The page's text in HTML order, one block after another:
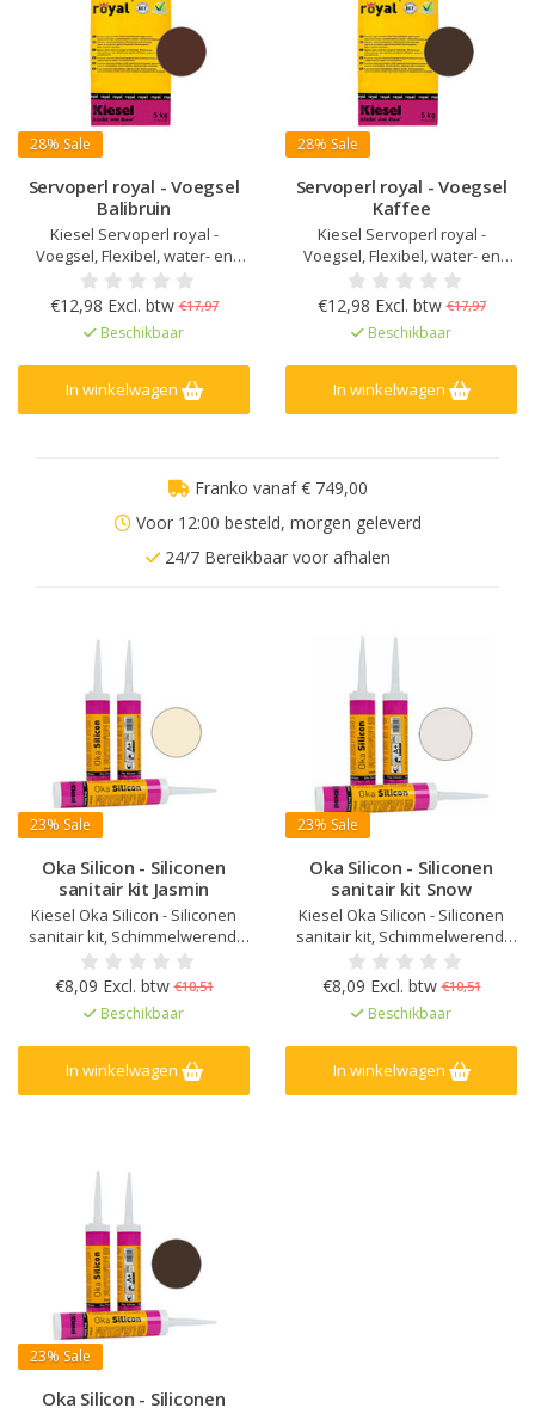
28% Sale
Servoperl royal - Voegsel
Balibruin
Kiesel Servoperl royal -
Voegsel, Flexibel, water- en
vuilafstotend, Voor 1 - 10 mm
voegbreedte, Voor wand en
vloer, binnen, buiten en in natte
ruimtes, Verhoogde weerstand
tegen zuren en alkaliën, Sterk
mechanisch belastbaar en
slijtvast
€12,98 Excl. btw €17,97
Beschikbaar
In winkelwagen
28% Sale
Servoperl royal - Voegsel
Kaffee
Kiesel Servoperl royal -
Voegsel, Flexibel, water- en
vuilafstotend, Voor 1 - 10 mm
voegbreedte, Voor wand en
vloer, binnen, buiten en in natte
ruimtes, Verhoogde weerstand
tegen zuren en alkaliën, Sterk
mechanisch belastbaar en
slijtvast
€12,98 Excl. btw €17,97
Beschikbaar
In winkelwagen
Franko vanaf € 749,00
Voor 12:00 besteld, morgen geleverd
24/7 Bereikbaar voor afhalen
23% Sale
Oka Silicon - Siliconen
sanitair kit Jasmin
Kiesel Oka Silicon - Siliconen
sanitair kit, Schimmelwerend,
Verouderings- en UV bestendig,
Elastisch na uitharding, Kleur
afgestemd op Kiesel Servoperl
Royal, Zeer lage emissie
EC1Plus gelicentieerd
€8,09 Excl. btw €10,51
Beschikbaar
In winkelwagen
23% Sale
Oka Silicon - Siliconen
sanitair kit Snow
Kiesel Oka Silicon - Siliconen
sanitair kit, Schimmelwerend,
Verouderings- en UV bestendig,
Elastisch na uitharding, Kleur
afgestemd op Kiesel Servoperl
Royal, Zeer lage emissie
EC1Plus gelicentieerd
€8,09 Excl. btw €10,51
Beschikbaar
In winkelwagen
23% Sale
Oka Silicon - Siliconen